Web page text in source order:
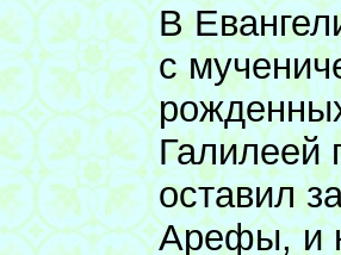
В
с
Галилеей
оставил
Арефы, и